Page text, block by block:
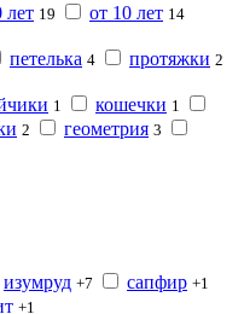
лет 19 от 10 лет 14
петелька 4 протяжки 2
1 кошечки 1
2 геометрия 3
изумруд +7 сапфир +1
+1